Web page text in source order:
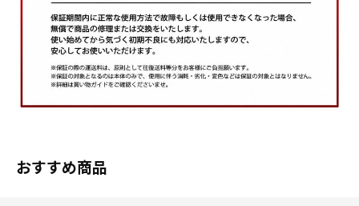
おすすめ商品